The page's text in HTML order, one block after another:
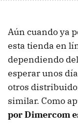
Aún cuando ya
esta tienda en
dependiendo
esperar unos
otros
similar. Como
por Dimercom